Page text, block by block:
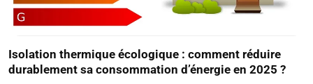
Isolation thermique écologique : comment réduire
durablement sa consommation d’énergie en 2025 ?